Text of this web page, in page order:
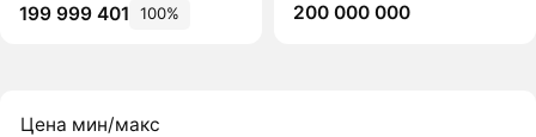
199 999 401
100%
200 000 000
Цена мин/макс